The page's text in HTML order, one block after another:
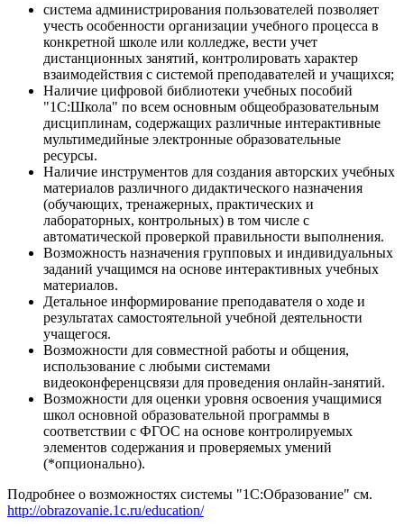
система администрирования пользователей позволяет
учесть особенности организации учебного процесса в
конкретной школе или колледже, вести учет
дистанционных занятий, контролировать характер
взаимодействия с системой преподавателей и учащихся;
Наличие цифровой библиотеки учебных пособий
"1С:Школа" по всем основным общеобразовательным
дисциплинам, содержащих различные интерактивные
мультимедийные электронные образовательные
ресурсы.
Наличие инструментов для создания авторских учебных
материалов различного дидактического назначения
(обучающих, тренажерных, практических и
лабораторных, контрольных) в том числе с
автоматической проверкой правильности выполнения.
Возможность назначения групповых и индивидуальных
заданий учащимся на основе интерактивных учебных
материалов.
Детальное информирование преподавателя о ходе и
результатах самостоятельной учебной деятельности
учащегося.
Возможности для совместной работы и общения,
использование с любыми системами
видеоконференцсвязи для проведения онлайн-занятий.
Возможности для оценки уровня освоения учащимися
школ основной образовательной программы в
соответствии с ФГОС на основе контролируемых
элементов содержания и проверяемых умений
(*опционально).
Подробнее о возможностях системы "1С:Образование" см.
http://obrazovanie.1c.ru/education/